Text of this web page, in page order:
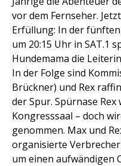
vor dem Fernseher.
Erfüllung: In der
um 20:15 Uhr in SAT.1
Hundemama die
In der Folge sind
Brückner) und Rex
der Spur. Spürnase
Kongresssaal – doch
genommen. Max und
organisierte
um einen aufwändigen